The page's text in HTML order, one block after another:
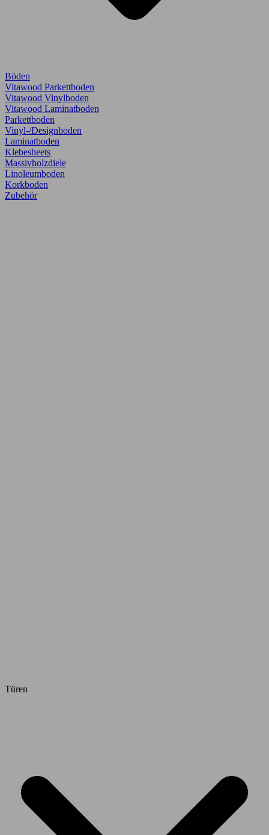
Böden
Vitawood Parkettboden
Vitawood Vinylboden
Vitawood Laminatboden
Parkettboden
Vinyl-/Designboden
Laminatboden
Klebesheets
Massivholzdiele
Linoleumboden
Korkboden
Zubehör
Türen